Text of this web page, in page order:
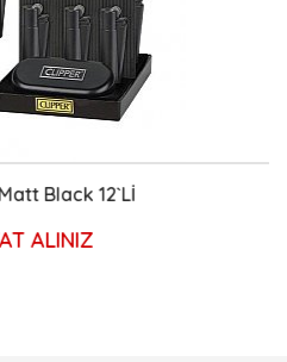
Black 12`Lİ
ALINIZ